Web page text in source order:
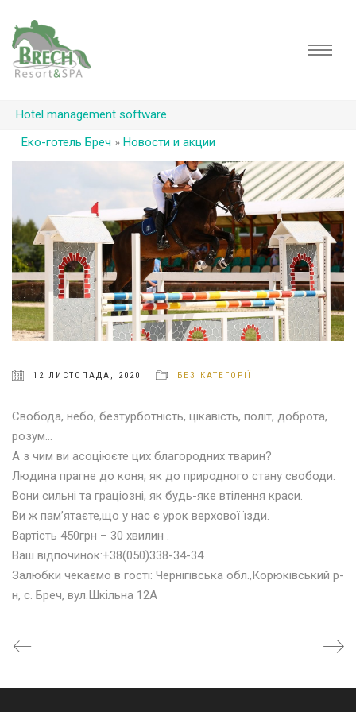
Hotel management software
Еко-готель Бреч » Новости и акции
12 ЛИСТОПАДА, 2020 БЕЗ КАТЕГОРІЇ
Свобода, небо, безтурботність, цікавість, політ, доброта,
розум…
А з чим ви асоціюєте цих благородних тварин?
Людина прагне до коня, як до природного стану свободи.
Вони сильні та граціозні, як будь-яке втілення краси.
Ви ж пам’ятаєте,що у нас є урок верхової їзди.
Вартість 450грн – 30 хвилин .
Ваш відпочинок:+38(050)338-34-34
Залюбки чекаємо в гості: Чернігівська обл.,Корюківський р-
н, с. Бреч, вул.Шкільна 12А